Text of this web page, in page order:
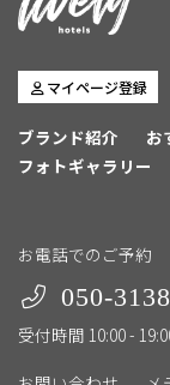
マイページ登録
ブランド紹介 お
フォトギャラリー
お電話でのご予約
050-
受付時間 10:00 -